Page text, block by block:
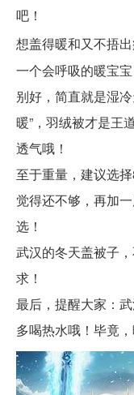
吧！
想盖得暖和又不捂出
一个会呼吸的暖宝
别好，简直就是湿
暖”，羽绒被才是王
透气哦！
至于重量，建议选
觉得还不够，再加
选！
武汉的冬天盖被子
求！
最后，提醒大家：
多喝热水哦！毕竟